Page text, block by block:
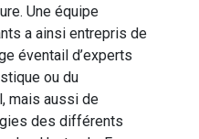
Une équipe
a ainsi entrepris de
éventail d’experts
ou du
mais aussi de
des différents